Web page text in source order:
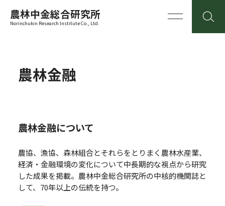
農林中金総合研究所
Norinchukin Research Institute Co., Ltd.
農林金融
農林金融について
農協、漁協、森林組合とそれらをとりまく農林水産業、
経済・金融環境の変化について中長期的な視点から研究
した成果を掲載。 農林中金総合研究所の中核的機関誌と
して、70年以上の伝統を持つ。